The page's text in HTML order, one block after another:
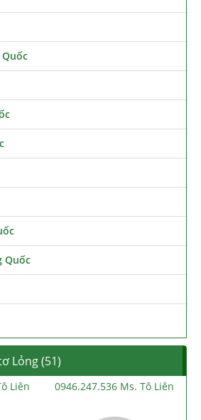
Quốc
Lỏng (51)
Liên 0946.247.536 Ms. Tô Liên